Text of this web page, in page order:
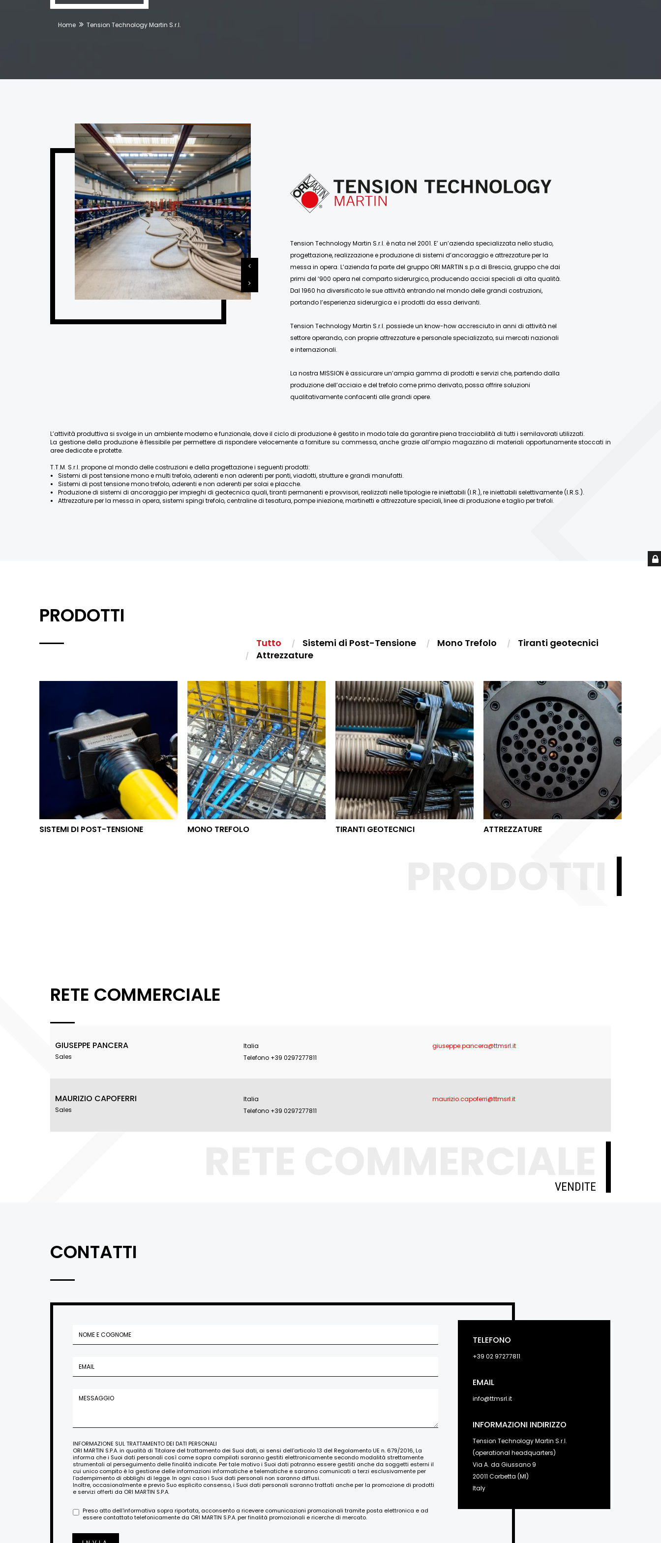
Home Tension Technology Martin S.r.l.
Tension Technology Martin S.r.l. è nata nel 2001. E’ un’azienda specializzata nello studio,
progettazione, realizzazione e produzione di sistemi d’ancoraggio e attrezzature per la
messa in opera. L’azienda fa parte del gruppo ORI MARTIN s.p.a di Brescia, gruppo che dai
primi del ‘900 opera nel comparto siderurgico, producendo acciai speciali di alta qualità.
Dal 1960 ha diversificato le sue attività entrando nel mondo delle grandi costruzioni,
portando l’esperienza siderurgica e i prodotti da essa derivanti.
Tension Technology Martin S.r.l. possiede un know-how accresciuto in anni di attività nel
settore operando, con proprie attrezzature e personale specializzato, sui mercati nazionali
e internazionali.
La nostra MISSION è assicurare un’ampia gamma di prodotti e servizi che, partendo dalla
produzione dell’acciaio e del trefolo come primo derivato, possa offrire soluzioni
qualitativamente confacenti alle grandi opere.
L’attività produttiva si svolge in un ambiente moderno e funzionale, dove il ciclo di produzione è gestito in modo tale da garantire piena tracciabilità di tutti i semilavorati utilizzati.
La gestione della produzione è flessibile per permettere di rispondere velocemente a forniture su commessa, anche grazie all’ampio magazzino di materiali opportunamente stoccati in
aree dedicate e protette.
T.T.M. S.r.l. propone al mondo delle costruzioni e della progettazione i seguenti prodotti:
Sistemi di post tensione mono e multi trefolo, aderenti e non aderenti per ponti, viadotti, strutture e grandi manufatti.
Sistemi di post tensione mono trefolo, aderenti e non aderenti per solai e placche.
Produzione di sistemi di ancoraggio per impieghi di geotecnica quali, tiranti permanenti e provvisori, realizzati nelle tipologie re iniettabili (I.R.), re iniettabili selettivamente (I.R.S.).
Attrezzature per la messa in opera, sistemi spingi trefolo, centraline di tesatura, pompe iniezione, martinetti e attrezzature speciali, linee di produzione e taglio per trefoli.
PRODOTTI
Tutto Sistemi di Post-Tensione Mono Trefolo
Tiranti geotecnici
Attrezzature
SISTEMI DI POST-TENSIONE
MONO TREFOLO
MONO TREFOLO
TIRANTI GEOTECNICI
TIRANTI GEOTECNICI
ATTREZZATURE
ATTREZZATURE
RETE COMMERCIALE
GIUSEPPE PANCERA
Sales
Italia
Telefono +39 0297277811
giuseppe.pancera@ttmsrl.it
MAURIZIO CAPOFERRI
Sales
Italia
Telefono +39 0297277811
maurizio.capoferri@ttmsrl.it
VENDITE
CONTATTI
INFORMAZIONE SUL TRATTAMENTO DEI DATI PERSONALI
ORI MARTIN S.P.A. in qualità di Titolare del trattamento dei Suoi dati, ai sensi dell'articolo 13 del Regolamento UE n. 679/2016, La
informa che i Suoi dati personali così come sopra compilati saranno gestiti elettronicamente secondo modalità strettamente
strumentali al perseguimento delle finalità indicate. Per tale motivo i Suoi dati potranno essere gestiti anche da soggetti esterni il
cui unico compito è la gestione delle informazioni informatiche e telematiche e saranno comunicati a terzi esclusivamente per
l'adempimento di obblighi di legge. In ogni caso i Suoi dati personali non saranno diffusi.
Inoltre, occasionalmente e previo Suo esplicito consenso, i Suoi dati personali saranno trattati anche per la promozione di prodotti
e servizi offerti da ORI MARTIN S.P.A.
Preso atto dell'informativa sopra riportata, acconsento a ricevere comunicazioni promozionali tramite posta elettronica e ad
essere contattato telefonicamente da ORI MARTIN S.P.A. per finalità promozionali e ricerche di mercato.
TELEFONO
+39 02 97277811
EMAIL
info@ttmsrl.it
INFORMAZIONI INDIRIZZO
Tension Technology Martin S.r.l.
(operational headquarters)
Via A. da Giussano 9
20011 Corbetta (MI)
Italy